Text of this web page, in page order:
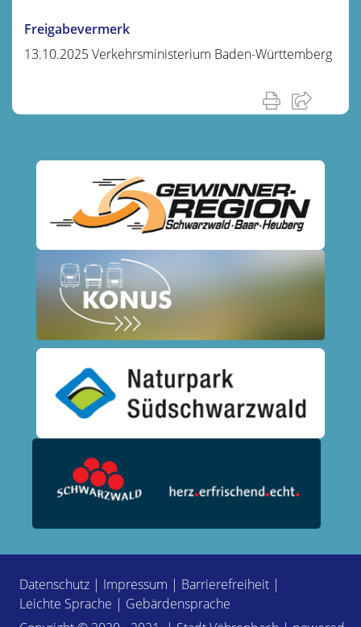
Freigabevermerk
13.10.2025 Verkehrsministerium Baden-Württemberg
Datenschutz | Impressum | Barrierefreiheit |
Leichte Sprache | Gebärdensprache